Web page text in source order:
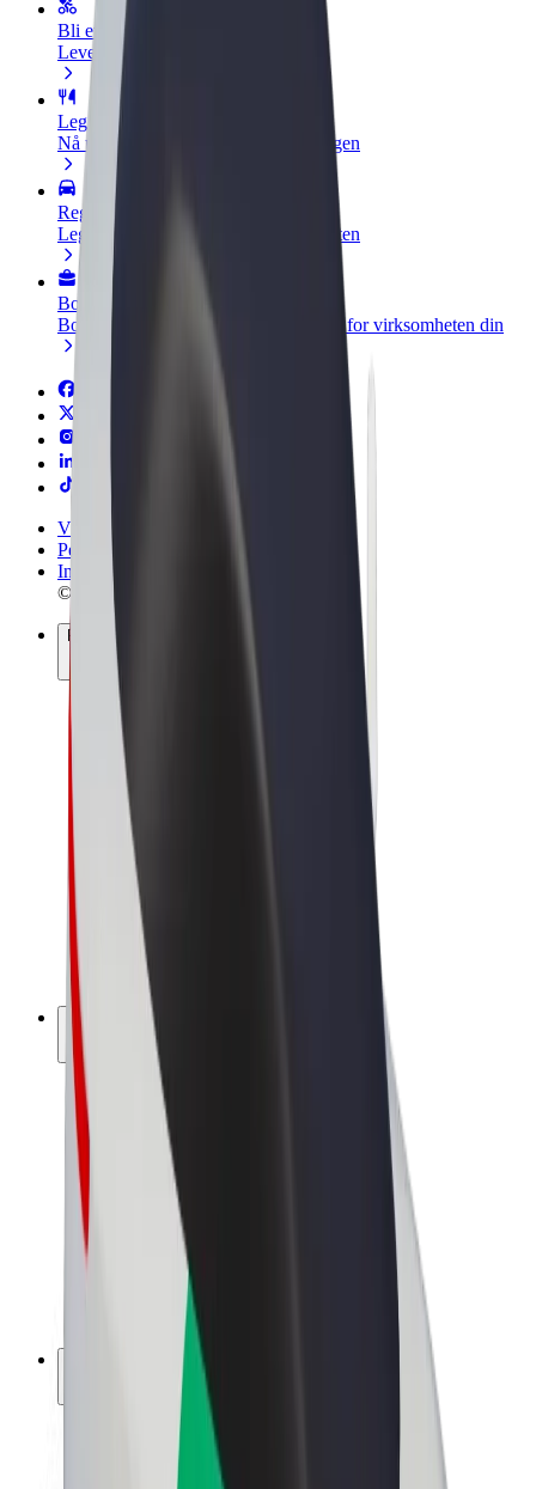
Bli et leveringsbud
Lever mat og få betalt ukentlig
Legg til en restaurant eller butikk
Nå ut til flere kunder og øk inntjeningen
Registrer deg som flåteeier
Legg til flåten din i Bolt og øk inntekten
Bolt for Business
Bolt-produkter og tjenester oppskalert for virksomheten din
Vilkår og betingelser
Personvern
Informasjonskapsler
© 2026 Bolt Technology OÜ
Produkter
Turer
Sparkesykler
Bolt Market
Bolt Food
Bolt Drive
Bolt for Business
El-sykler
Bolt Pluss
Tjen med Bolt
Sjåfører
Sjåførinntekter
Leveringsbud
Inntekter for leveringsbud
Bolt Food-partnere